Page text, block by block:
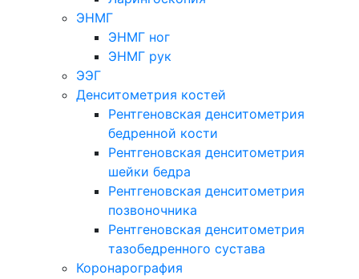
ЭНМГ
ЭНМГ ног
ЭНМГ рук
ЭЭГ
Денситометрия костей
Рентгеновская денситометрия
бедренной кости
Рентгеновская денситометрия
шейки бедра
Рентгеновская денситометрия
позвоночника
Рентгеновская денситометрия
тазобедренного сустава
Коронарография